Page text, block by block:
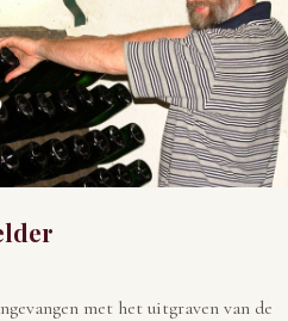
met het uitgraven van de